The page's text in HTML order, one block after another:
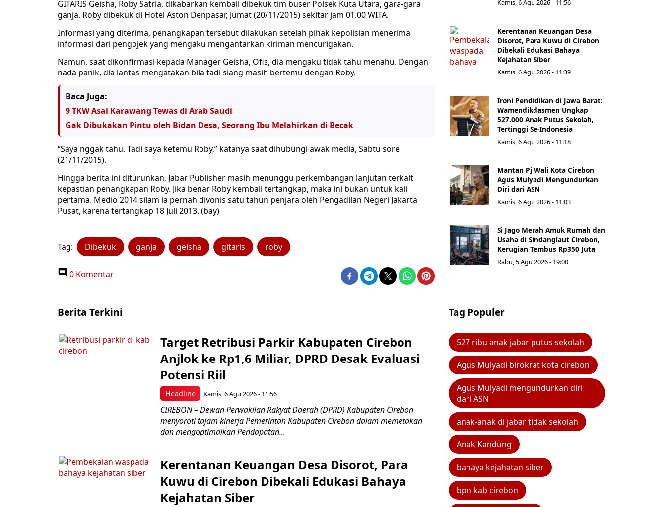
GITARIS Geisha, Roby Satria, dikabarkan kembali dibekuk tim buser Polsek Kuta Utara, gara-gara
ganja. Roby dibekuk di Hotel Aston Denpasar, Jumat (20/11/2015) sekitar jam 01.00 WITA.
Informasi yang diterima, penangkapan tersebut dilakukan setelah pihak kepolisian menerima
informasi dari pengojek yang mengaku mengantarkan kiriman mencurigakan.
Namun, saat dikonfirmasi kepada Manager Geisha, Ofis, dia mengaku tidak tahu menahu. Dengan
nada panik, dia lantas mengatakan bila tadi siang masih bertemu dengan Roby.
Baca Juga:
9 TKW Asal Karawang Tewas di Arab Saudi
Gak Dibukakan Pintu oleh Bidan Desa, Seorang Ibu Melahirkan di Becak
“Saya nggak tahu. Tadi saya ketemu Roby,” katanya saat dihubungi awak media, Sabtu sore
(21/11/2015).
Hingga berita ini diturunkan, Jabar Publisher masih menunggu perkembangan lanjutan terkait
kepastian penangkapan Roby. Jika benar Roby kembali tertangkap, maka ini bukan untuk kali
pertama. Medio 2014 silam ia pernah divonis satu tahun penjara oleh Pengadilan Negeri Jakarta
Pusat, karena tertangkap 18 Juli 2013. (bay)
Tag: Dibekuk ganja geisha gitaris roby
0 Komentar
Kamis, 6 Agu 2026 - 11:56
Kerentanan Keuangan Desa
Disorot, Para Kuwu di Cirebon
Dibekali Edukasi Bahaya
Kejahatan Siber
Kamis, 6 Agu 2026 - 11:39
Ironi Pendidikan di Jawa Barat:
Wamendikdasmen Ungkap
527.000 Anak Putus Sekolah,
Tertinggi Se-Indonesia
Kamis, 6 Agu 2026 - 11:18
Mantan Pj Wali Kota Cirebon
Agus Mulyadi Mengundurkan
Diri dari ASN
Kamis, 6 Agu 2026 - 11:03
Si Jago Merah Amuk Rumah dan
Usaha di Sindanglaut Cirebon,
Kerugian Tembus Rp350 Juta
Rabu, 5 Agu 2026 - 19:00
Berita Terkini
Headline
Target Retribusi Parkir Kabupaten Cirebon
Anjlok ke Rp1,6 Miliar, DPRD Desak Evaluasi
Potensi Riil
Kamis, 6 Agu 2026 - 11:56
CIREBON – Dewan Perwakilan Rakyat Daerah (DPRD) Kabupaten Cirebon
menyoroti tajam kinerja Pemerintah Kabupaten Cirebon dalam memetakan
dan mengoptimalkan Pendapatan...
Kerentanan Keuangan Desa Disorot, Para
Kuwu di Cirebon Dibekali Edukasi Bahaya
Kejahatan Siber
Tag Populer
527 ribu anak jabar putus sekolah
Agus Mulyadi birokrat kota cirebon
Agus Mulyadi mengundurkan diri
dari ASN
anak-anak di jabar tidak sekolah
Anak Kandung
bahaya kejahatan siber
bpn kab cirebon